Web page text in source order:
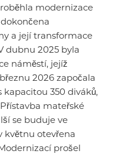
modernizace
a její transformace
dubnu 2025 byla
náměstí, jejíž
2026 započala
350 diváků,
mateřské
se buduje ve
květnu otevřena
prošel